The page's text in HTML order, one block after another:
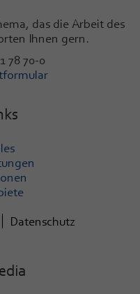
das die Arbeit des
Ihnen gern.
78 70-0
Datenschutz